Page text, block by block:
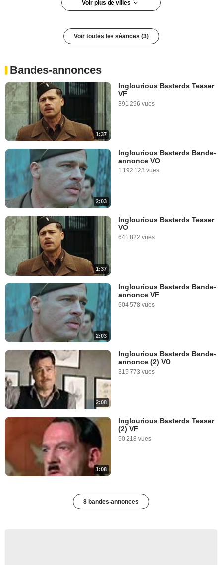
Voir plus de villes
Voir toutes les séances (3)
Bandes-annonces
1:37
Inglourious Basterds Teaser
VF
391 296 vues
2:03
Inglourious Basterds Bande-
annonce VO
1 192 123 vues
1:37
Inglourious Basterds Teaser
VO
641 822 vues
2:03
Inglourious Basterds Bande-
annonce VF
604 578 vues
2:08
Inglourious Basterds Bande-
annonce (2) VO
315 773 vues
1:08
Inglourious Basterds Teaser
(2) VF
50 218 vues
8 bandes-annonces